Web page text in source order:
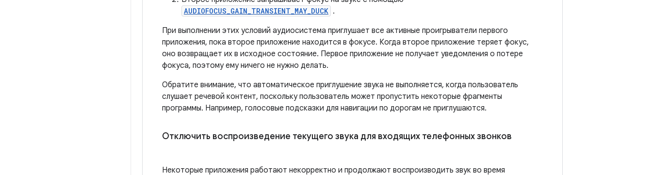
AUDIOFOCUS_GAIN_TRANSIENT_MAY_DUCK .
При выполнении этих условий аудиосистема приглушает все активные проигрыватели первого
приложения, пока второе приложение находится в фокусе. Когда второе приложение теряет фокус,
оно возвращает их в исходное состояние. Первое приложение не получает уведомления о потере
фокуса, поэтому ему ничего не нужно делать.
Обратите внимание, что автоматическое приглушение звука не выполняется, когда пользователь
слушает речевой контент, поскольку пользователь может пропустить некоторые фрагменты
программы. Например, голосовые подсказки для навигации по дорогам не приглушаются.
Отключить воспроизведение текущего звука для входящих телефонных звонков
Некоторые приложения работают некорректно и продолжают воспроизводить звук во время